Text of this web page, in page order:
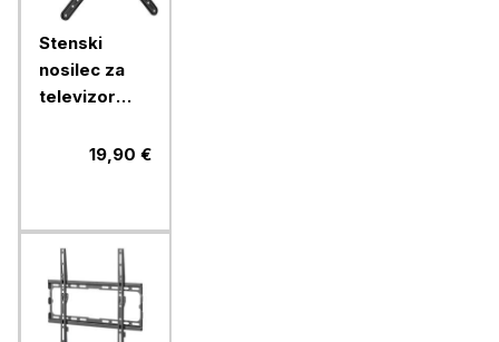
Stenski
nosilec za
televizor
popolnim19,90 €